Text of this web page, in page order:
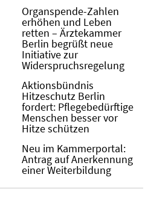
Organspende-Zahlen
erhöhen und Leben
retten – Ärztekammer
Berlin begrüßt neue
Initiative zur
Widerspruchsregelung
Aktionsbündnis
Hitzeschutz Berlin
fordert: Pflegebedürftige
Menschen besser vor
Hitze schützen
Neu im Kammerportal:
Antrag auf Anerkennung
einer Weiterbildung